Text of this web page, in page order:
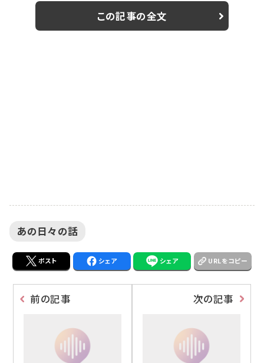
生役で女同士つかみ合いの大ゲンカ!?」映像が解禁とな
った。 2019年1月期のドラマ「家売るオンナの逆襲」（日
この記事の全文
あの日々の話
ポスト シェア シェア URLをコピー
前の記事 次の記事